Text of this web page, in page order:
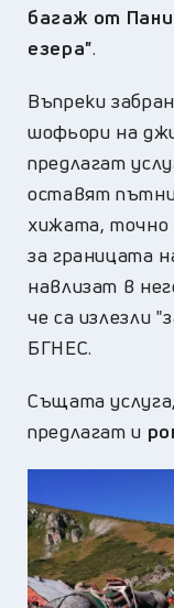
багаж от
езера".
Въпреки
шофьори на
предлагат
оставят
хижата, точно
за границата
навлизат в
че са излезли
БГНЕС.
Същата
предлагат и